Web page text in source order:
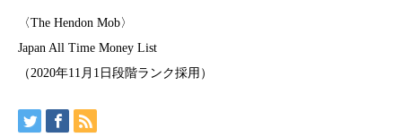
〈The Hendon Mob〉
Japan All Time Money List
（2020年11月1日段階ランク採用）